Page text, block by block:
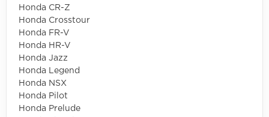
Honda CR-Z
Honda Crosstour
Honda FR-V
Honda HR-V
Honda Jazz
Honda Legend
Honda NSX
Honda Pilot
Honda Prelude